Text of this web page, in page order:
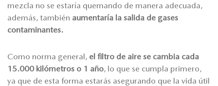
mezcla no se estaría quemando de manera adecuada,
además, también aumentaría la salida de gases
contaminantes.
Como norma general, el filtro de aire se cambia cada
15.000 kilómetros o 1 año, lo que se cumpla primero,
ya que de esta forma estarás asegurando que la vida útil